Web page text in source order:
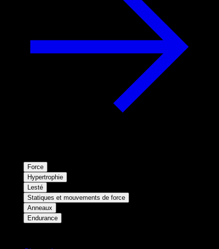
Force
Hypertrophie
Lesté
Statiques et mouvements de force
Anneaux
Endurance